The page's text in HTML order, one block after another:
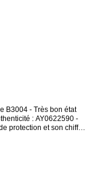
B3004 - Très bon état
protection et son chiffon
sans monture
avec des micros